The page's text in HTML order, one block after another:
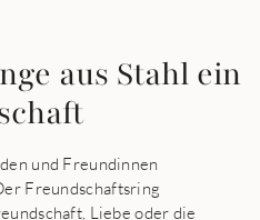
aus Stahl ein
und Freundinnen
Freundschaftsring
Liebe oder die